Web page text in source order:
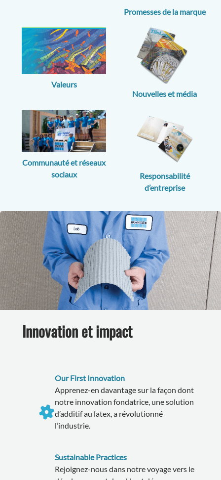
Promesses de la marque
Valeurs
Nouvelles et média
Communauté et réseaux
sociaux
Responsabilité
d’entreprise
Innovation et impact
Our First Innovation
Apprenez-en davantage sur la façon dont
notre innovation fondatrice, une solution
d’additif au latex, a révolutionné
l’industrie.
Sustainable Practices
Rejoignez-nous dans notre voyage vers le